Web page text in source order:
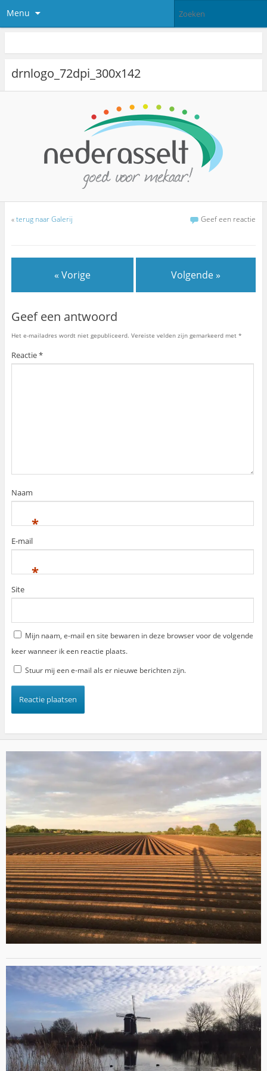
Menu
drnlogo_72dpi_300x142
«terug naar Galerij Geef een reactie
« Vorige Volgende »
Geef een antwoord
Het e-mailadres wordt niet gepubliceerd. Vereiste velden zijn gemarkeerd met *
Reactie*
Naam
*
E-mail
*
Site
Mijn naam, e-mail en site bewaren in deze browser voor de volgende
keer wanneer ik een reactie plaats.
Stuur mij een e-mail als er nieuwe berichten zijn.